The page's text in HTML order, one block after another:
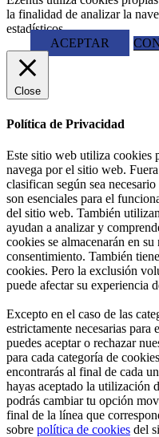
la finalidad de analizar la
estadísticos.
ACEPTAR
Close
Política de Privacidad
Este sitio web utiliza cookies
navega por el sitio web.
clasifican según sea
son esenciales para el
del sitio web. También
ayudan a analizar y
cookies se almacenarán en
consentimiento. También
cookies. Pero la exclusión
puede afectar su experiencia
Excepto en el caso de las
estrictamente necesarias
puedes aceptar o rechazar
para cada categoría de
encontrarás al final de cada
hayas aceptado la utilización
podrás cambiar tu opción
final de la línea que
sobre política de cookies del